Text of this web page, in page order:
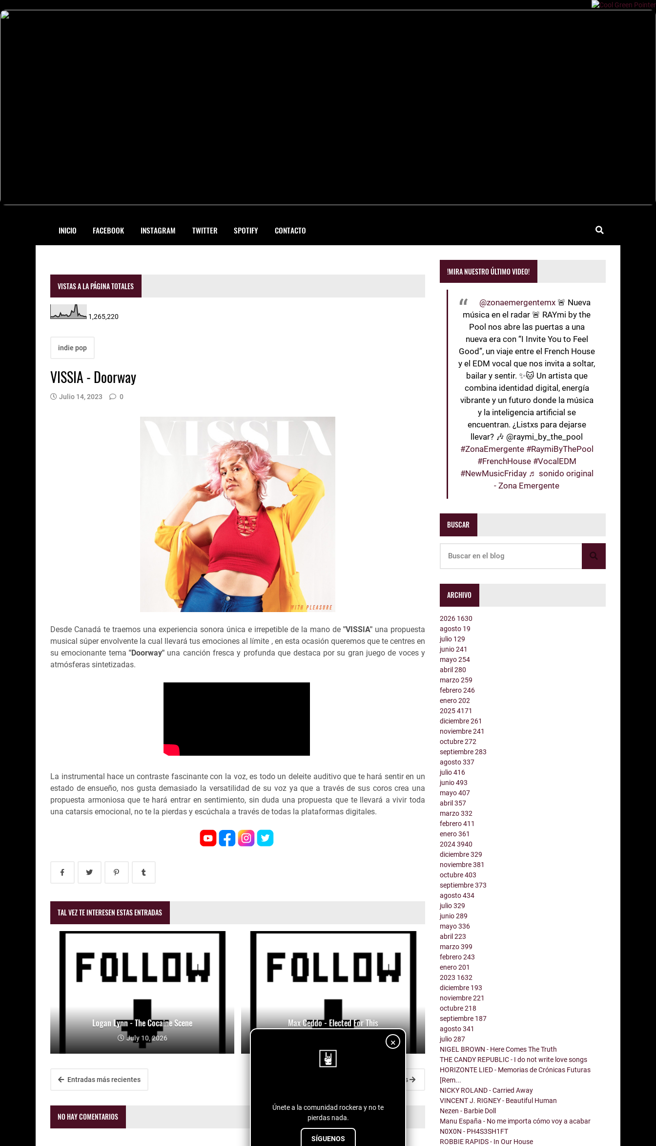
INICIO FACEBOOK INSTAGRAM TWITTER SPOTIFY CONTACTO
×
Únete a la comunidad rockera y no te
pierdas nada.
SÍGUENOS
VISTAS A LA PÁGINA TOTALES
1,265,220
indie pop
VISSIA - Doorway
Julio 14, 2023 0
Desde Canadá te traemos una experiencia sonora única e irrepetible de la mano de "VISSIA" una propuesta
musical súper envolvente la cual llevará tus emociones al límite , en esta ocasión queremos que te centres en
su emocionante tema"Doorway" una canción fresca y profunda que destaca por su gran juego de voces y
atmósferas sintetizadas.
La instrumental hace un contraste fascinante con la voz, es todo un deleite auditivo que te hará sentir en un
estado de ensueño, nos gusta demasiado la versatilidad de su voz ya que a través de sus coros crea una
propuesta armoniosa que te hará entrar en sentimiento, sin duda una propuesta que te llevará a vivir toda
una catarsis emocional, no te la pierdas y escúchala a través de todas la plataformas digitales.
TAL VEZ TE INTERESEN ESTAS ENTRADAS
Logan Lynn - The Cocaine Scene
July 10, 2026
Max Ceddo - Elected For This
Entradas más recientes Entradas antiguas
NO HAY COMENTARIOS
!MIRA NUESTRO ÚLTIMO VIDEO!
@zonaemergentemx 🚨 Nueva
música en el radar 🚨 RAYmi by the
Pool nos abre las puertas a una
nueva era con “I Invite You to Feel
Good”, un viaje entre el French House
y el EDM vocal que nos invita a soltar,
bailar y sentir. ✨🐱 Un artista que
combina identidad digital, energía
vibrante y un futuro donde la música
y la inteligencia artificial se
encuentran. ¿Listxs para dejarse
llevar? 🎶 @raymi_by_the_pool
#ZonaEmergente #RaymiByThePool
#FrenchHouse #VocalEDM
#NewMusicFriday ♬ sonido original
- Zona Emergente
BUSCAR
ARCHIVO
2026 1630
agosto 19
julio 129
junio241
mayo254
abril280
marzo259
febrero246
enero202
20254171
diciembre261
noviembre241
octubre272
septiembre283
agosto337
julio416
junio493
mayo407
abril357
marzo332
febrero411
enero361
20243940
diciembre329
noviembre381
octubre403
septiembre373
agosto434
julio329
junio289
mayo336
abril223
marzo399
febrero243
enero201
2023 1632
diciembre 193
noviembre221
octubre218
septiembre 187
agosto341
julio287
NIGEL BROWN - Here Comes The Truth
THE CANDY REPUBLIC - I do not write love songs
HORIZONTE LIED - Memorias de Crónicas Futuras
[Rem...
NICKY ROLAND - Carried Away
VINCENT J. RIGNEY - Beautiful Human
Nezen - Barbie Doll
Manu España - No me importa cómo voy a acabar
N0X0N - PH4S3SH1FT
ROBBIE RAPIDS - In Our House